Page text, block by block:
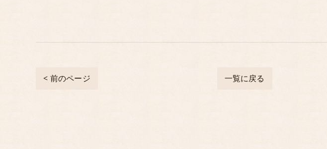
< 前のページ 一覧に戻る